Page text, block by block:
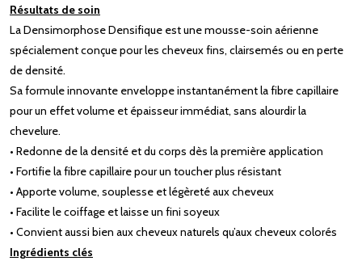
Résultats de soin
La Densimorphose Densifique est une mousse-soin aérienne
spécialement conçue pour les cheveux fins, clairsemés ou en perte
de densité.
Sa formule innovante enveloppe instantanément la fibre capillaire
pour un effet volume et épaisseur immédiat, sans alourdir la
chevelure.
• Redonne de la densité et du corps dès la première application
• Fortifie la fibre capillaire pour un toucher plus résistant
• Apporte volume, souplesse et légèreté aux cheveux
• Facilite le coiffage et laisse un fini soyeux
• Convient aussi bien aux cheveux naturels qu’aux cheveux colorés
Ingrédients clés